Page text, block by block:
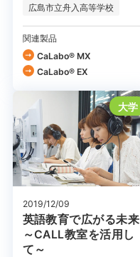
広島市立舟入高等学校
関連製品
CaLabo® MX
CaLabo® EX
大学
2019/12/09
英語教育で広がる未来
～CALL教室を活用し
て～